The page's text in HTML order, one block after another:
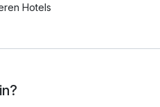
werden.
Hotels